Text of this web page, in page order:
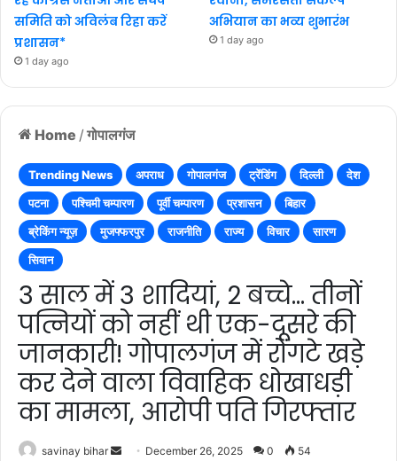
Home / गोपालगंज
Trending News अपराध गोपालगंज ट्रेंडिंग दिल्ली
देश
पटना
पश्चिमी चम्पारण पूर्वी चम्पारण प्रशासन
बिहार
ब्रेकिंग न्यूज़
मुजफ्फरपुर राजनीति राज्य विचार
सारण
सिवान
3 साल में 3 शादियां, 2 बच्चे… तीनों
पत्नियों को नहीं थी एक-दूसरे की
जानकारी! गोपालगंज में रोंगटे खड़े
कर देने वाला विवाहिक धोखाधड़ी
का मामला, आरोपी पति गिरफ्तार
savinay bihar
SendDecember 26, 2025 0 54
समिति को अविलंब रिहा करें
प्रशासन*
1 day ago
अभियान का भव्य शुभारंभ
1 day ago